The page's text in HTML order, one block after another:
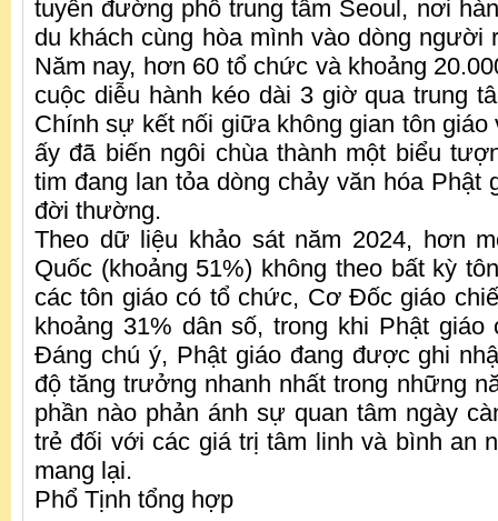
tuyến đường phố trung tâm Seoul, nơi
du khách cùng hòa mình vào dòng người
Năm nay, hơn 60 tổ chức và khoảng
cuộc diễu hành kéo dài 3 giờ qua trung
Chính sự kết nối giữa không gian tôn giáo
ấy đã biến ngôi chùa thành một biểu
tim đang lan tỏa dòng chảy văn hóa Phật
đời thường.
Theo dữ liệu khảo sát năm 2024, hơn
Quốc (khoảng 51%) không theo bất kỳ
các tôn giáo có tổ chức, Cơ Đốc giáo
khoảng 31% dân số, trong khi Phật giáo
Đáng chú ý, Phật giáo đang được ghi
độ tăng trưởng nhanh nhất trong những
phần nào phản ánh sự quan tâm ngày
trẻ đối với các giá trị tâm linh và bình an
mang lại.
Phổ Tịnh tổng hợp